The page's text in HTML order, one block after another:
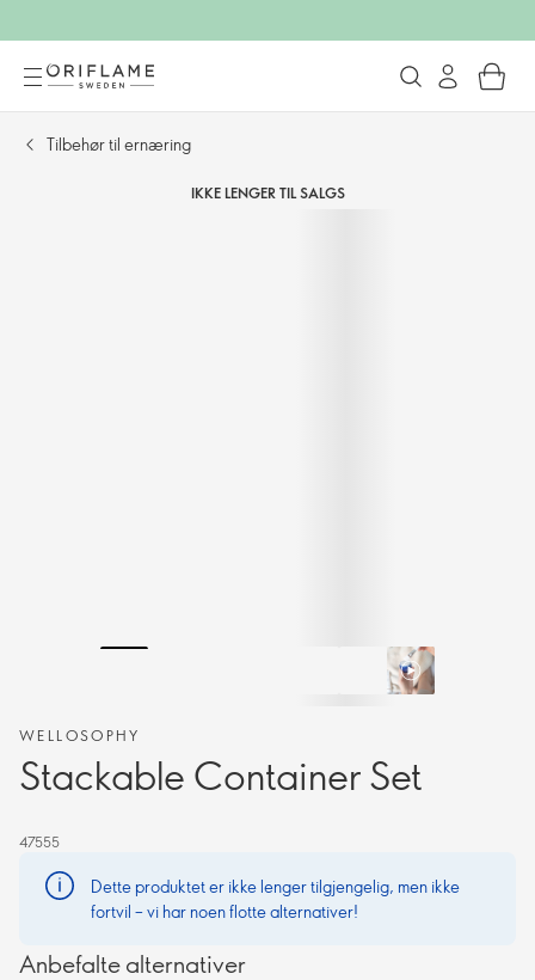
Tilbehør til ernæring
IKKE LENGER TIL SALGS
WELLOSOPHY
Stackable Container Set
47555
Dette produktet er ikke lenger tilgjengelig, men ikke
fortvil – vi har noen flotte alternativer!
Anbefalte alternativer